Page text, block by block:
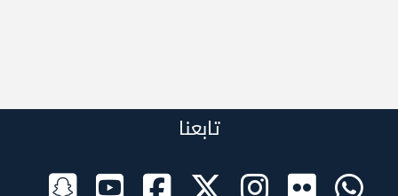
تابعنا